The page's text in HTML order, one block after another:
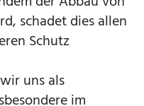
schadet dies allen
Schutz
uns als
im